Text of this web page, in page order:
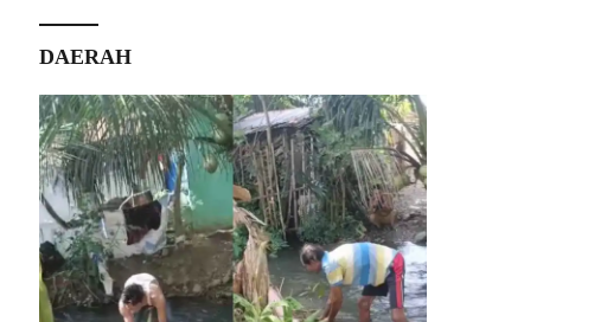
DAERAH